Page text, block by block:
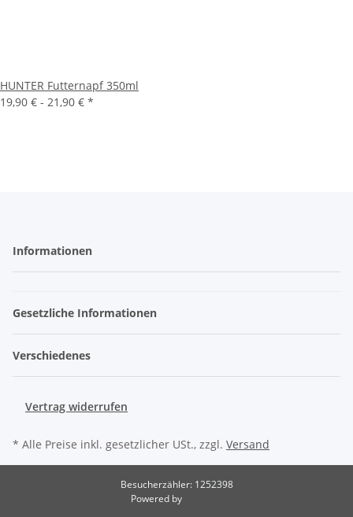
HUNTER Futternapf 350ml
19,90 € - 21,90 € *
Informationen
Gesetzliche Informationen
Verschiedenes
Vertrag widerrufen
* Alle Preise inkl. gesetzlicher USt., zzgl. Versand
Besucherzähler: 1252398
Powered by